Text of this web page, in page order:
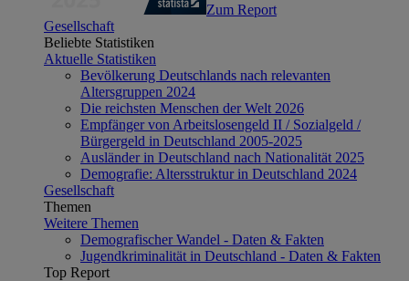
Zum Report
Gesellschaft
Beliebte Statistiken
Aktuelle Statistiken
Bevölkerung Deutschlands nach relevanten
Altersgruppen 2024
Die reichsten Menschen der Welt 2026
Empfänger von Arbeitslosengeld II / Sozialgeld /
Bürgergeld in Deutschland 2005-2025
Ausländer in Deutschland nach Nationalität 2025
Demografie: Altersstruktur in Deutschland 2024
Gesellschaft
Themen
Weitere Themen
Demografischer Wandel - Daten & Fakten
Jugendkriminalität in Deutschland - Daten & Fakten
Top Report